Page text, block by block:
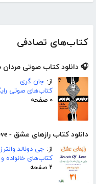
کتاب‌های تصادفی
🎧 دانلود کتاب صوتی
از: جان گری
کتاب‌های صوتی
۰ صفحه
دانلود کتاب رازهای عشق - Secrets Of Love
از: جی دونالد والترز
کتاب‌های خانواده و
۲ صفحه